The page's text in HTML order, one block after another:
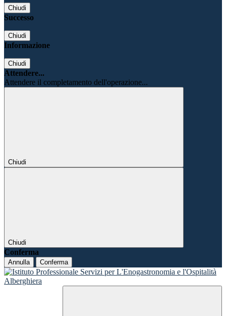
Chiudi
Successo
Chiudi
Informazione
Chiudi
Attendere...
Attendere il completamento dell'operazione...
Chiudi
Chiudi
Conferma
Annulla Conferma